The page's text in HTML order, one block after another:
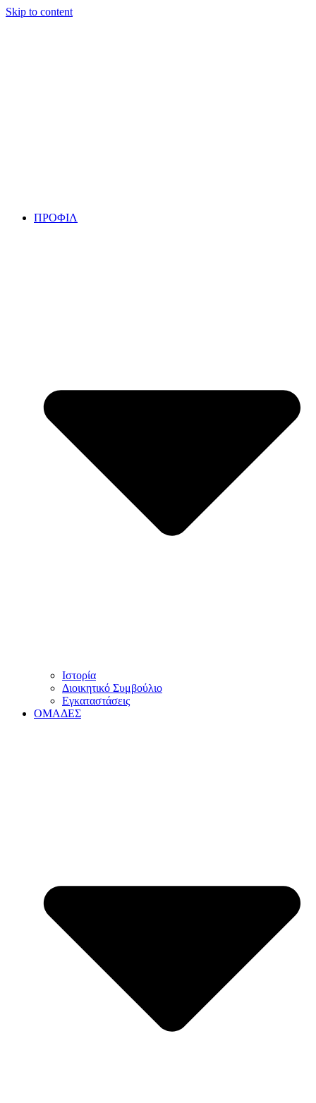
Skip to content
ΠΡΟΦΙΛ
Ιστορία
Διοικητικό Συμβούλιο
Εγκαταστάσεις
ΟΜΑΔΕΣ